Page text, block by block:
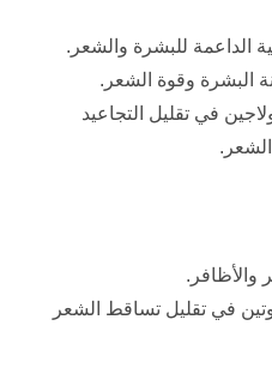
الداعمة للبشرة والشعر.
البشرة وقوة الشعر.
في تقليل التجاعيد
والأظافر.
في تقليل تساقط الشعر